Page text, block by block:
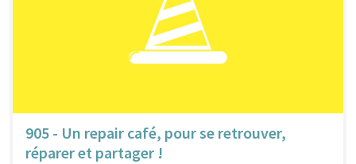
905 - Un repair café, pour se retrouver,
réparer et partager !